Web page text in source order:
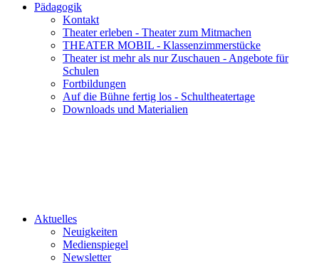
Pädagogik
Kontakt
Theater erleben - Theater zum Mitmachen
THEATER MOBIL - Klassenzimmerstücke
Theater ist mehr als nur Zuschauen - Angebote für
Schulen
Fortbildungen
Auf die Bühne fertig los - Schultheatertage
Downloads und Materialien
Aktuelles
Neuigkeiten
Medienspiegel
Newsletter